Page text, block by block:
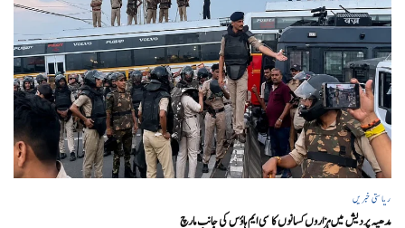
ریاستی خبریں
مدھیہ پردیش میں ہزاروں کسانوں کا سی ایم ہاؤس کی جانب مارچ